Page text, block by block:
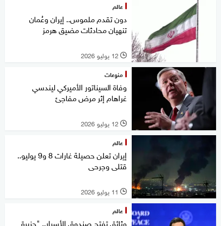
عالم
دون تقدم ملموس.. إيران وعُمان
تنهيان محادثات مضيق هرمز
l 12 يوليو 2026
منوعات
وفاة السيناتور الأميركي ليندسي
غراهام إثر مرض مفاجئ
l 12 يوليو 2026
عالم
إيران تعلن حصيلة غارات 8 و9 يوليو..
قتلى وجرحى
l 11 يوليو 2026
عالم
وثائق تفتح صندوق الأسرار.. "جزيرة